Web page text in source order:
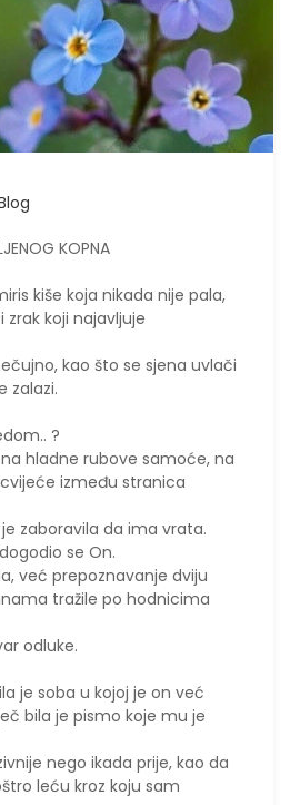
KOPNA
kiše koja nikada nije pala,
koji najavljuje
kao što se sjena uvlači
zalazi.
?
hladne rubove samoće, na
između stranica
zaboravila da ima vrata.
se On.
već prepoznavanje dviju
tražile po hodnicima
odluke.
je soba u kojoj je on već
bila je pismo koje mu je
nego ikada prije, kao da
leću kroz koju sam